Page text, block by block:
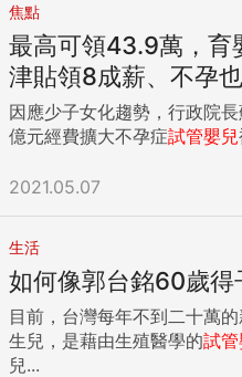
員一邊打著電腦一邊幽幽地
向我們這些悲情的官股銀行動腦筋。 一位土銀行
已不是第一次了，你們看著
持原本銀行的字號，各家員
來三家銀行的存放款客戶都
號的標籤或貼紙都不必，三家銀行哪
構下的合併案，台銀、土銀
是由控股公司下轄三家銀行
雛型已越來越具體，也就是
功能的金融機構，甚至可以
行。當然，官員不忘解釋，
規畫每一家金融控股公司只
多長？如果五年，十年， 算不算過渡
「官話」轉換成「白話」，
焦點
最高可領43.9萬，育
津貼領8成薪、不孕
因應少子女化趨勢，行政院
億元經費擴大不孕症試管嬰兒
2021.05.07
生活
如何像郭台銘60歲得
目前，台灣每年不到二十萬
生兒，是藉由生殖醫學的試
兒...